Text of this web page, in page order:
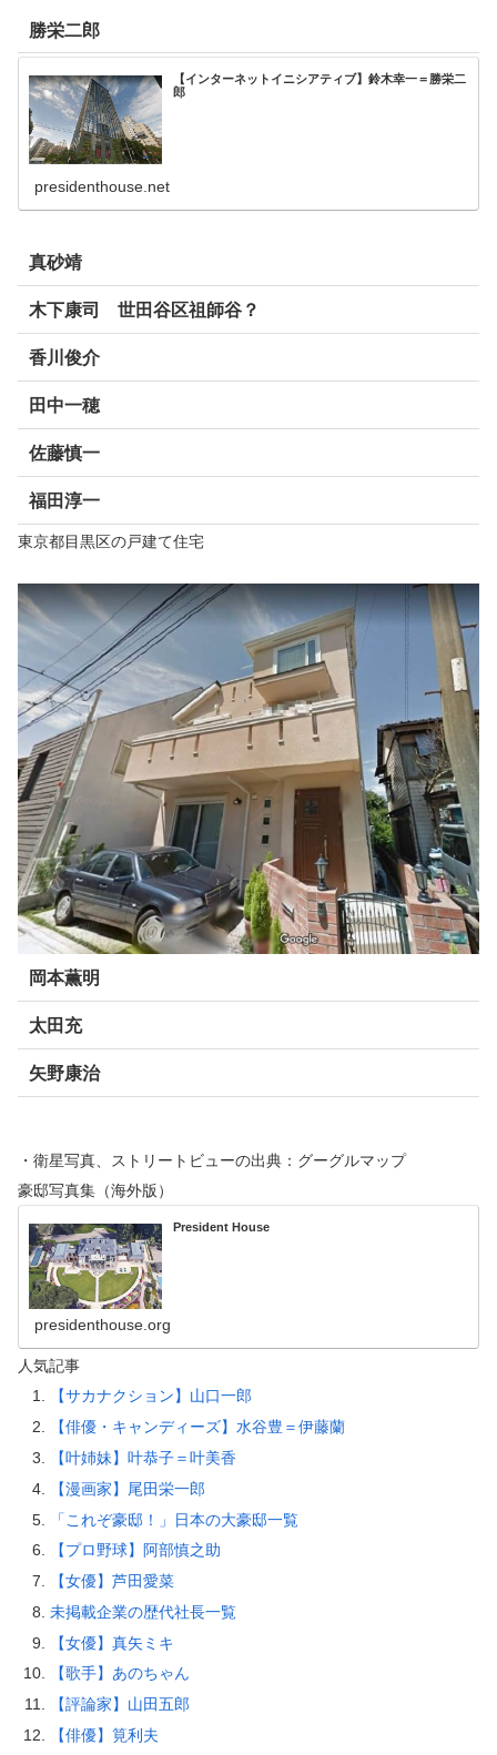
勝栄二郎
【インターネットイニシアティブ】鈴木幸一＝勝栄二
郎
presidenthouse.net
真砂靖
木下康司 世田谷区祖師谷？
香川俊介
田中一穂
佐藤慎一
福田淳一
東京都目黒区の戸建て住宅
岡本薫明
太田充
矢野康治
・衛星写真、ストリートビューの出典：グーグルマップ
豪邸写真集（海外版）
President House
presidenthouse.org
人気記事
【サカナクション】山口一郎
【俳優・キャンディーズ】水谷豊＝伊藤蘭
【叶姉妹】叶恭子＝叶美香
【漫画家】尾田栄一郎
「これぞ豪邸！」日本の大豪邸一覧
【プロ野球】阿部慎之助
【女優】芦田愛菜
未掲載企業の歴代社長一覧
【女優】真矢ミキ
【歌手】あのちゃん
【評論家】山田五郎
【俳優】筧利夫